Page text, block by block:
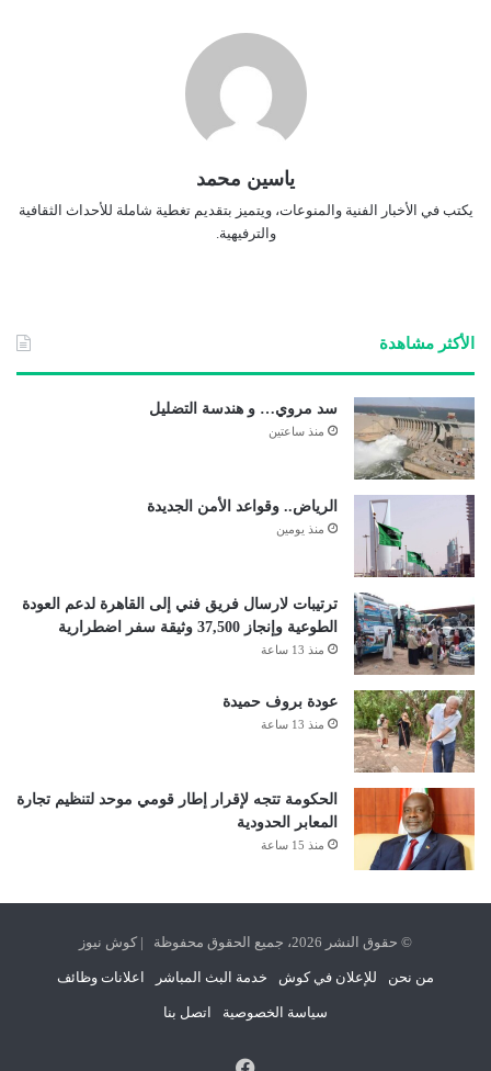
ياسين محمد
يكتب في الأخبار الفنية والمنوعات، ويتميز بتقديم تغطية شاملة للأحداث الثقافية
والترفيهية.
الأكثر مشاهدة
سد مروي… و هندسة التضليل
منذ ساعتين
الرياض.. وقواعد الأمن الجديدة
منذ يومين
ترتيبات لارسال فريق فني إلى القاهرة لدعم العودة
الطوعية وإنجاز 37,500 وثيقة سفر اضطرارية
منذ 13 ساعة
عودة بروف حميدة
منذ 13 ساعة
الحكومة تتجه لإقرار إطار قومي موحد لتنظيم تجارة
المعابر الحدودية
منذ 15 ساعة
© حقوق النشر 2026، جميع الحقوق محفوظة | كوش نيوز
من نحن للإعلان في كوش خدمة البث المباشر اعلانات وظائف
سياسة الخصوصية اتصل بنا